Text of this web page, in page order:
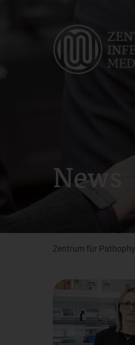
News
Zentrum für